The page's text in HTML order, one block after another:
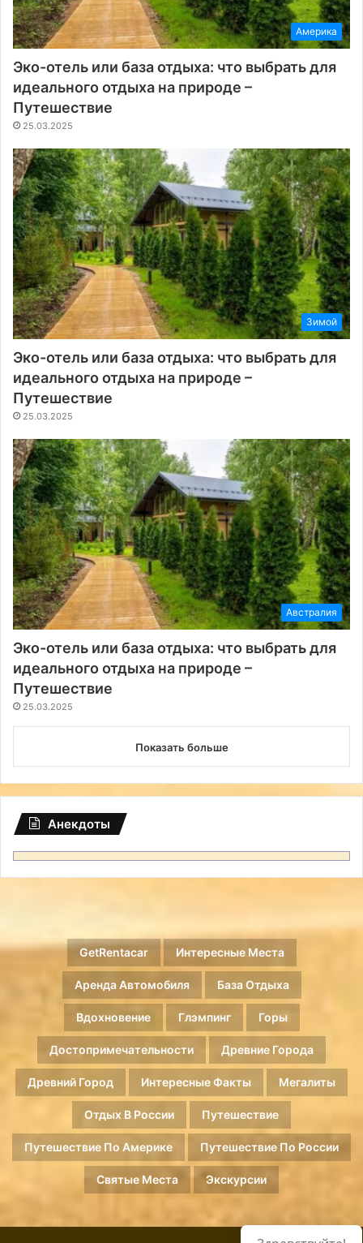
Америка
Эко-отель или база отдыха: что выбрать для
идеального отдыха на природе –
Путешествие
25.03.2025
Зимой
Эко-отель или база отдыха: что выбрать для
идеального отдыха на природе –
Путешествие
25.03.2025
Австралия
Эко-отель или база отдыха: что выбрать для
идеального отдыха на природе –
Путешествие
25.03.2025
Показать больше
Анекдоты
GetRentacar Интересные Места
Аренда Автомобиля База Отдыха
Вдохновение Глэмпинг Горы
Достопримечательности Древние Города
Древний Город Интересные Факты Мегалиты
Отдых В России Путешествие
Путешествие По Америке Путешествие По России
Святые Места Экскурсии